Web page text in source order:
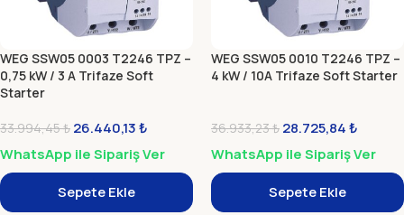
WEG SSW05 0003 T2246 TPZ –
0,75 kW / 3 A Trifaze Soft
Starter
33.994,45₺ 26.440,13₺
WhatsApp ile Sipariş Ver
Sepete Ekle
WEG SSW05 0010 T2246 TPZ –
4 kW / 10A Trifaze Soft Starter
36.933,23₺ 28.725,84₺
WhatsApp ile Sipariş Ver
Sepete Ekle